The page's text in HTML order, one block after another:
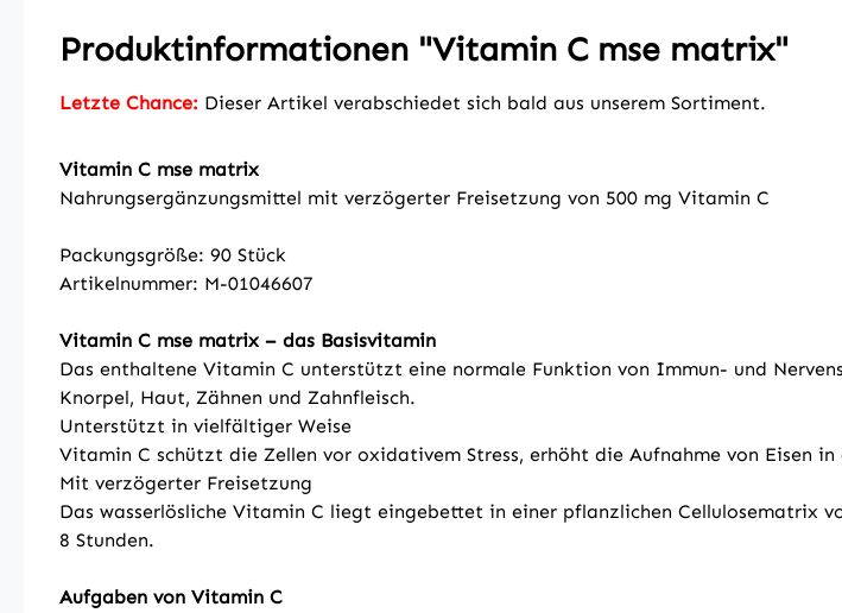
Produktinformationen "Vitamin C mse matrix"
Letzte Chance: Dieser Artikel verabschiedet sich bald aus unserem Sortiment.
Vitamin C mse matrix
Nahrungsergänzungsmittel mit verzögerter Freisetzung von 500 mg Vitamin C
Packungsgröße: 90 Stück
Artikelnummer: M-01046607
Vitamin C mse matrix – das Basisvitamin
Das enthaltene Vitamin C unterstützt eine normale Funktion von Immun- und
Knorpel, Haut, Zähnen und Zahnfleisch.
Unterstützt in vielfältiger Weise
Vitamin C schützt die Zellen vor oxidativem Stress, erhöht die Aufnahme von Eisen
Mit verzögerter Freisetzung
Das wasserlösliche Vitamin C liegt eingebettet in einer pflanzlichen Cellulosematrix
8 Stunden.
Aufgaben von Vitamin C